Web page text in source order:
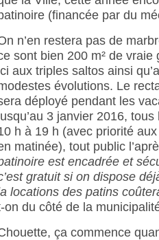
(financée par du
n’en restera pas de
sont bien 200 m² de vraie
aux triples saltos ainsi
évolutions. Le
déployé pendant les
3 janvier 2016,
h à 19 h (avec priorité
matinée), tout public
est encadrée et
gratuit si on dispose
locations des patins
on du côté de la
ça commence